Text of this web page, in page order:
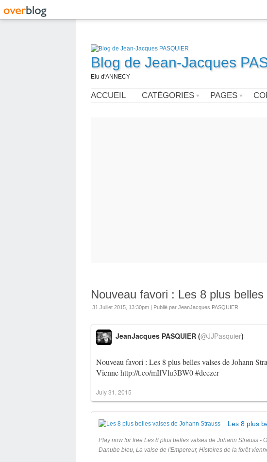
Blog de Jean-Jacques
Elu d'ANNECY
ACCUEIL CATÉGORIES PAGES
Nouveau favori : Les 8 plus
31 Juillet 2015, 13:30pm | Publié par JeanJacques PASQUIER
Nouveau favori : Les 8 plus belles valses de Johann
Viennehttp://t.co/mIfVlu3BW0#deezer
JeanJacques PASQUIER (@JJPasquier)
July 31, 2015
Les 8 plus
Play now for free Les 8 plus belles valses de Johann Strauss -
Danube bleu, La valse de l'Empereur, Histoires de la forêt